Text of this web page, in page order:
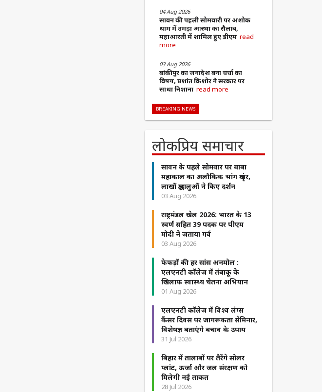
04 Aug 2026
सावन की पहली सोमवारी पर अशोक
धाम में उमड़ा आस्था का सैलाब,
महाआरती में शामिल हुए डीएम read
more
03 Aug 2026
बांकीपुर का जनादेश बना चर्चा का
विषय, प्रशांत किशोर ने सरकार पर
साधा निशाना read more
BREAKING NEWS
लोकप्रिय समाचार
सावन के पहले सोमवार पर बाबा
महाकाल का अलौकिक भांग श्रृंगार,
लाखों श्रद्धालुओं ने किए दर्शन
03 Aug 2026
राष्ट्रमंडल खेल 2026: भारत के 13
स्वर्ण सहित 39 पदक पर पीएम
मोदी ने जताया गर्व
03 Aug 2026
फेफड़ों की हर सांस अनमोल :
एलएनटी कॉलेज में तंबाकू के
खिलाफ स्वास्थ्य चेतना अभियान
01 Aug 2026
एलएनटी कॉलेज में विश्व लंग्स
कैंसर दिवस पर जागरूकता सेमिनार,
विशेषज्ञ बताएंगे बचाव के उपाय
31 Jul 2026
बिहार में तालाबों पर तैरेंगे सोलर
प्लांट, ऊर्जा और जल संरक्षण को
मिलेगी नई ताकत
28 Jul 2026